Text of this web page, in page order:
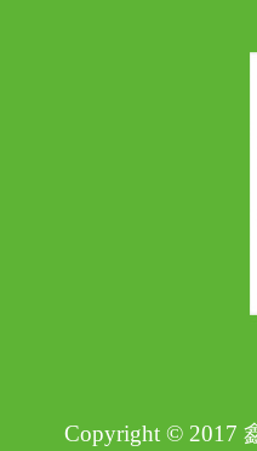
Copyright © 2017